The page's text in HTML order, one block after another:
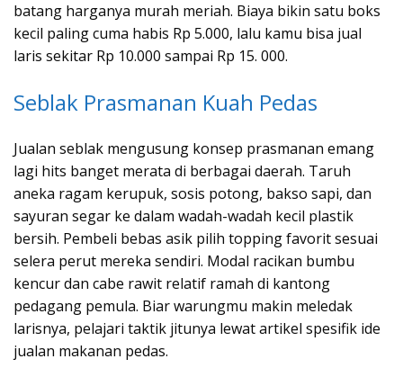
batang harganya murah meriah. Biaya bikin satu boks
kecil paling cuma habis Rp 5.000, lalu kamu bisa jual
laris sekitar Rp 10.000 sampai Rp 15. 000.
Seblak Prasmanan Kuah Pedas
Jualan seblak mengusung konsep prasmanan emang
lagi hits banget merata di berbagai daerah. Taruh
aneka ragam kerupuk, sosis potong, bakso sapi, dan
sayuran segar ke dalam wadah-wadah kecil plastik
bersih. Pembeli bebas asik pilih topping favorit sesuai
selera perut mereka sendiri. Modal racikan bumbu
kencur dan cabe rawit relatif ramah di kantong
pedagang pemula. Biar warungmu makin meledak
larisnya, pelajari taktik jitunya lewat artikel spesifik ide
jualan makanan pedas.